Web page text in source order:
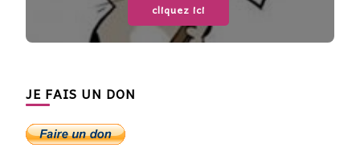
cliquez ici
JE FAIS UN DON